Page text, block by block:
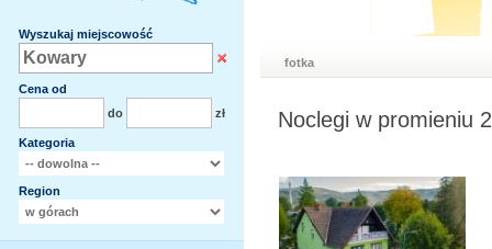
Wyszukaj miejscowość
Cena od
do
zł
Kategoria
Region
fotka
Noclegi w promieniu